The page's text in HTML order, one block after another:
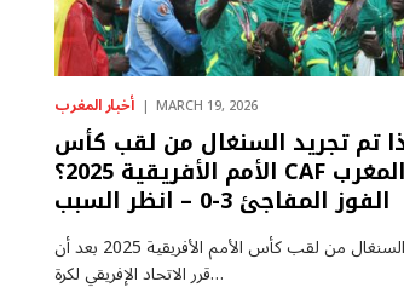
أخبار المغرب MARCH 19, 2026
تم تجريد السنغال من لقب كأس
الأمم الأفريقية 2025؟ CAF يمنح المغرب
الفوز المفاجئ 3-0 – انظر السبب
تم تجريد السنغال من لقب كأس الأمم الأفريقية 2025 بعد أن
قرر الاتحاد الإفريقي لكرة…